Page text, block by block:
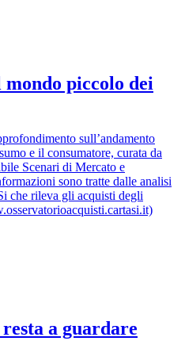
piccolo dei
sull’andamento
e il consumatore, curata da
Scenari di Mercato e
sono tratte dalle analisi
che rileva gli acquisti degli
a guardare